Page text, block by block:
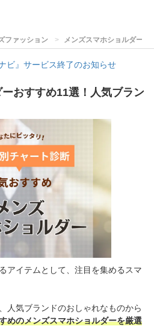
ファッション メンズスマホショルダー
ビ』サービス終了のお知らせ
おすすめ11選！人気ブラン
アイテムとして、注目を集めるスマ
人気ブランドのおしゃれなものから
めのメンズスマホショルダーを厳選